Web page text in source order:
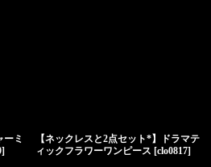
ーミ
]
【ネックレスと2点セット*】ドラマテ
ィックフラワーワンピース [clo0817]